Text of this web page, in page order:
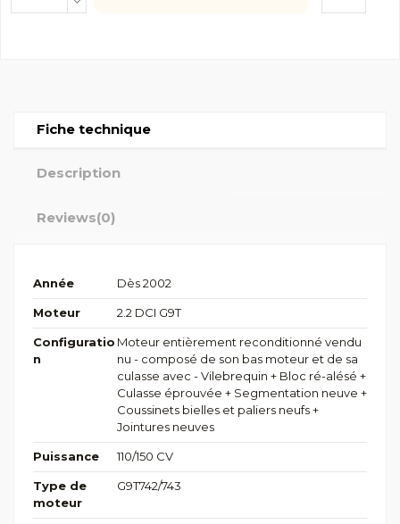
Fiche technique
Description
Reviews(0)
Année Dès 2002
Moteur 2.2 DCI G9T
Configuratio
n
Moteur entièrement reconditionné vendu
nu - composé de son bas moteur et de sa
culasse avec - Vilebrequin + Bloc ré-alésé +
Culasse éprouvée + Segmentation neuve +
Coussinets bielles et paliers neufs +
Jointures neuves
Puissance 110/150 CV
Type de
moteur
G9T742/743